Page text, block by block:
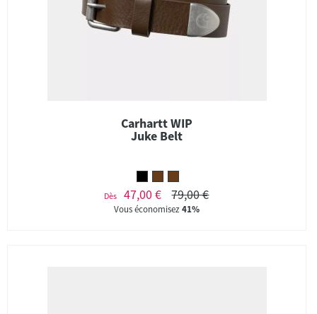
Carhartt WIP
Juke Belt
Dès 47,00 € 79,00 €
Vous économisez41%